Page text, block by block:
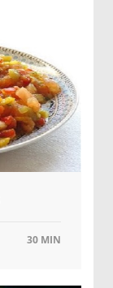
30 MIN